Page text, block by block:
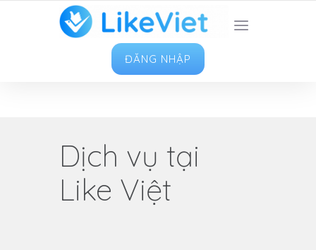
TOP 1 ỨNG DỤNG TĂNG LIKE HAY NHẤT VIỆT
NAM
ĐĂNG NHẬP
Dịch vụ tại
Like Việt